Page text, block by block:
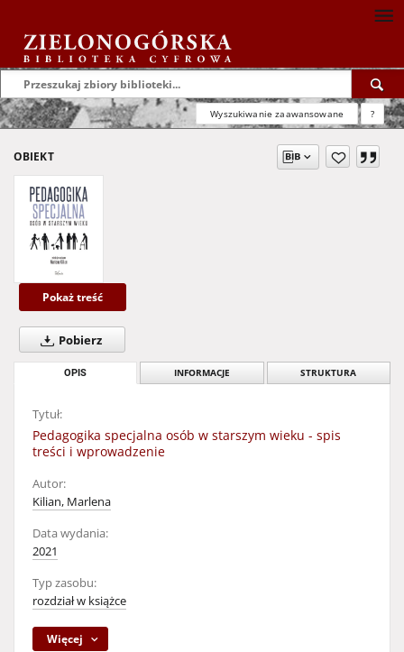
Wyszukiwanie zaawansowane ?
OBIEKT
Pokaż treść
Pobierz
OPIS INFORMACJE STRUKTURA
Tytuł:
Pedagogika specjalna osób w starszym wieku - spis
treści i wprowadzenie
Autor:
Kilian, Marlena
Data wydania:
2021
Typ zasobu:
rozdział w książce
Więcej